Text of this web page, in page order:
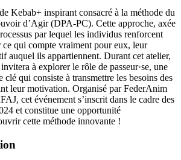
Kebab+ inspirant consacré à la méthode du
d’Agir (DPA-PC). Cette approche, axée
par lequel les individus renforcent
ce qui compte vraiment pour eux, leur
auquel ils appartiennent. Durant cet atelier,
à explorer le rôle de passeur·se, une
clé qui consiste à transmettre les besoins des
leur motivation. Organisé par FederAnim
cet événement s’inscrit dans le cadre des
et constitue une opportunité
cette méthode innovante !